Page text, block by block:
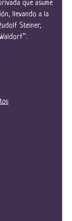
E
v
e
que asume
llevando a la
Steiner,